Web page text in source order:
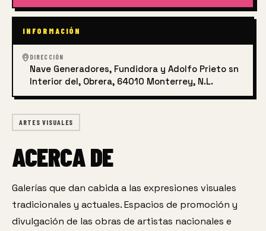
ARTES VISUALES
ACERCA DE
Galerías que dan cabida a las expresiones visuales
tradicionales y actuales. Espacios de promoción y
divulgación de las obras de artistas nacionales e
INFORMACIÓN
DIRECCIÓN
Nave Generadores, Fundidora y Adolfo Prieto sn
Interior del, Obrera, 64010 Monterrey, N.L.